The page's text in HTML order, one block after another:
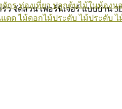
จัดสวน เฟอร์นิเจอร์ แบบบ้าน
กรท่องเที่ยวปลูกต้นไม้ในห้องน
ดดไม้ดอกไม้ประดับ ไม้ประดับ ไ